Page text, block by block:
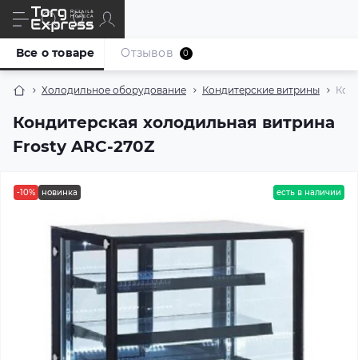
Холодильное оборудование Кондитерские витрины
Кондитерская холодильная витрина
Frostу ARC-270Z
Все о товаре Отзывов 0
-10% новинка есть в наличии